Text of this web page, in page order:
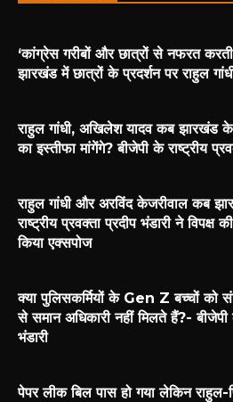
‘कांग्रेस गरीबों और छात्रों से नफरत करती
झारखंड में छात्रों के प्रदर्शन पर राहुल
राहुल गांधी, अखिलेश यादव कब झारखंड के
का इस्तीफा मांगेंगे? बीजेपी के राष्ट्रीय
राहुल गांधी और अरविंद केजरीवाल कब
राष्ट्रीय प्रवक्ता प्रदीप भंडारी ने विपक्ष
किया एक्सपोज
क्या पुलिसकर्मियों के Gen Z बच्चों को
से समान अधिकारी नहीं मिलते हैं?- बीजेपी
भंडारी
पेपर लीक बिल पास हो गया लेकिन